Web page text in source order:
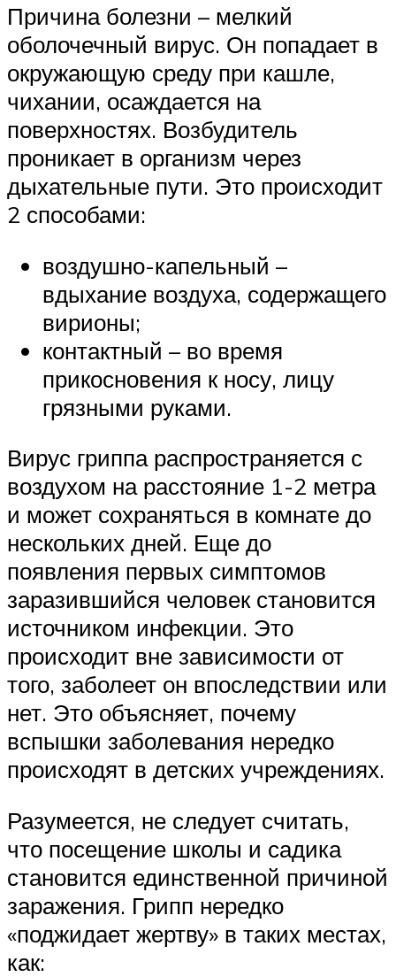
Причина болезни – мелкий
оболочечный вирус. Он попадает в
окружающую среду при кашле,
чихании, осаждается на
поверхностях. Возбудитель
проникает в организм через
дыхательные пути. Это происходит
2 способами:
воздушно-капельный –
вдыхание воздуха, содержащего
вирионы;
контактный – во время
прикосновения к носу, лицу
грязными руками.
Вирус гриппа распространяется с
воздухом на расстояние 1-2 метра
и может сохраняться в комнате до
нескольких дней. Еще до
появления первых симптомов
заразившийся человек становится
источником инфекции. Это
происходит вне зависимости от
того, заболеет он впоследствии или
нет. Это объясняет, почему
вспышки заболевания нередко
происходят в детских учреждениях.
Разумеется, не следует считать,
что посещение школы и садика
становится единственной причиной
заражения. Грипп нередко
«поджидает жертву» в таких местах,
как: